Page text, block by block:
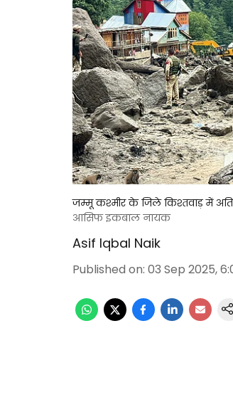
जम्मू कश्मीर के जिले किश्तवाड़ में
आसिफ इकबाल नायक
Asif Iqbal Naik
Published on: 03 Sep 2025,